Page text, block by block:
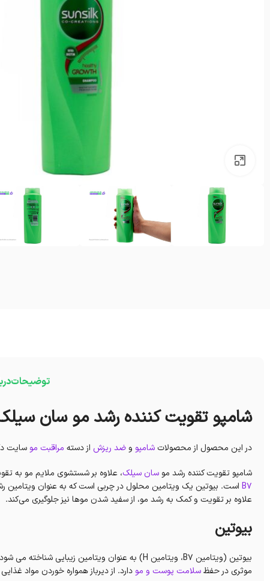
توضیحات
شامپو تقویت کننده رشد مو سان
در این محصول از محصولات شامپو وضد ریزش از دسته مراقبت مو سایت
شامپو تقویت کننده رشد مو سان سیلک، علاوه بر شستشوی ملایم مو به
B7 است. بیوتین یک ویتامین محلول در چربی است که به عنوان ویتامین
علاوه بر تقویت و کمک به رشد مو، از سفید شدن موها نیز جلوگیری می‌کند.
بیوتین
بیوتین (ویتامین B7، ویتامین H) به عنوان ویتامین زیبایی شناخته می شود. بیوتین یکی از
موثری در حفظسلامت پوست و مو دارد. از دیرباز همواره خوردن مواد